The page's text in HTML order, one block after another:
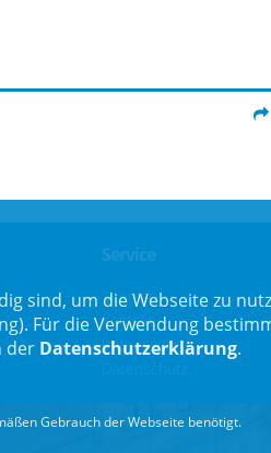
Service
Sitemap
Kontakt
Impressum
Datenschutz
sind, um die Webseite zu
Für die Verwendung
der Datenschutzerklärung.
Gebrauch der Webseite benötigt.